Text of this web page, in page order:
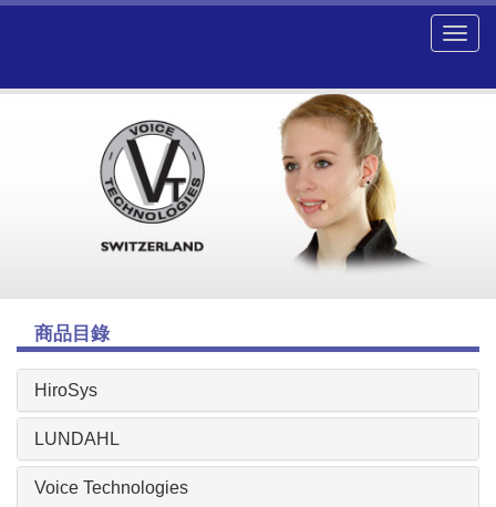
商品目錄
HiroSys
LUNDAHL
Voice Technologies